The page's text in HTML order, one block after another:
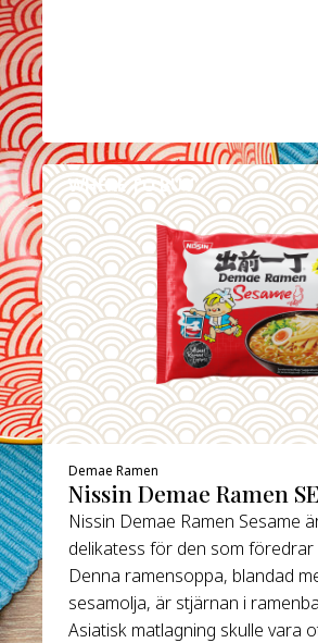
WHERE TO BUY
DETAILS
Demae Ramen
Nissin Demae Ramen
Nissin Demae Ramen Sesame
delikatess för den som föredrar
Denna ramensoppa, blandad
sesamolja, är stjärnan i
Asiatisk matlagning skulle vara